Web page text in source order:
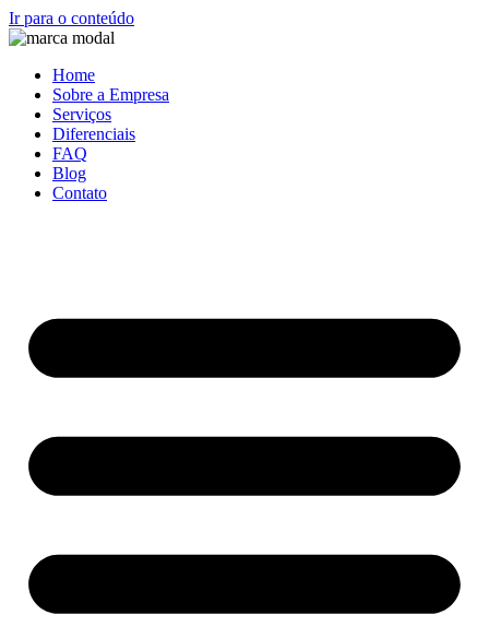
Ir para o conteúdo
Home
Sobre a Empresa
Serviços
Diferenciais
FAQ
Blog
Contato